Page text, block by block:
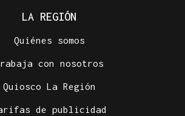
LA REGIÓN
Quiénes somos
con nosotros
Quiosco La Región
de publicidad